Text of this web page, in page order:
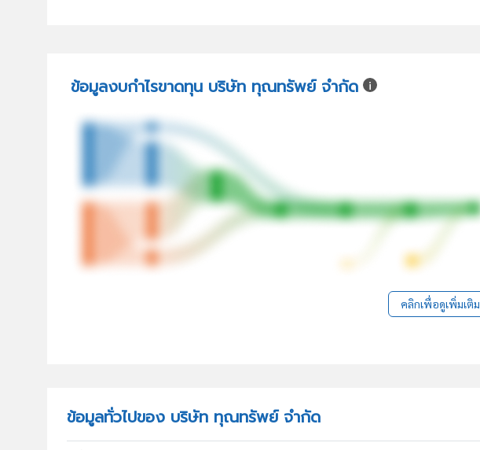
ข้อมูลงบกำไรขาดทุน บริษัท ทุณทรัพย์ จำกัด
คลิกเพื่อดูเพิ่มเติม
ข้อมูลทั่วไปของ บริษัท ทุณทรัพย์ จำกัด